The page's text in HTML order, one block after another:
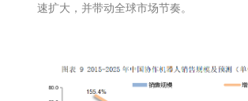
速扩大，并带动全球市场节奏。